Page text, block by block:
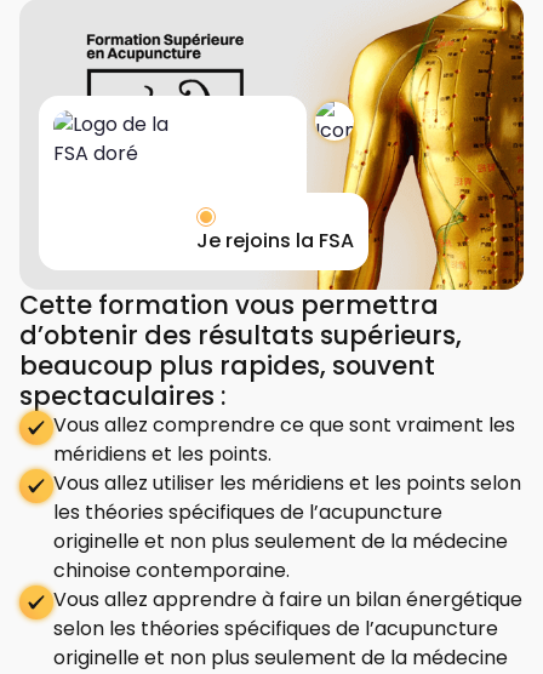
Je rejoins la FSA
Cette formation vous permettra
d’obtenir des résultats supérieurs,
beaucoup plus rapides, souvent
spectaculaires :
Vous allez comprendre ce que sont vraiment les
méridiens et les points.
Vous allez utiliser les méridiens et les points selon
les théories spécifiques de l’acupuncture
originelle et non plus seulement de la médecine
chinoise contemporaine.
Vous allez apprendre à faire un bilan énergétique
selon les théories spécifiques de l’acupuncture
originelle et non plus seulement de la médecine